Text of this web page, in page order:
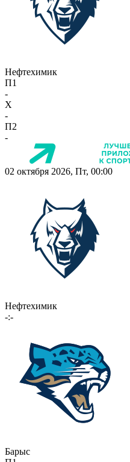
Нефтехимик
П1
-
X
-
П2
-
02 октября 2026, Пт, 00:00
Нефтехимик
-:-
Барыс